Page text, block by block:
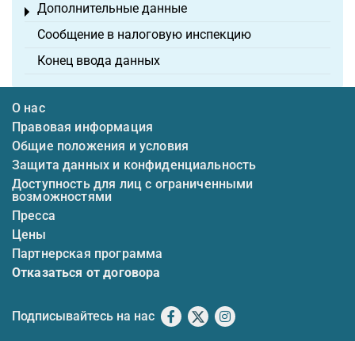
Дополнительные данные
Toggle menu
Сообщение в налоговую инспекцию
Конец ввода данных
О нас
Правовая информация
Общие положения и условия
Защита данных и конфиденциальность
Доступность для лиц с ограниченными
возможностями
Пресса
Цены
Партнерская программа
Отказаться от договора
Подписывайтесь на нас Facebook
X Instagram